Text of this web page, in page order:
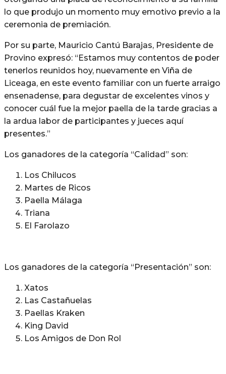
lo que produjo un momento muy emotivo previo a la
ceremonia de premiación.
Por su parte, Mauricio Cantú Barajas, Presidente de
Provino expresó: “Estamos muy contentos de poder
tenerlos reunidos hoy, nuevamente en Viña de
Liceaga, en este evento familiar con un fuerte arraigo
ensenadense, para degustar de excelentes vinos y
conocer cuál fue la mejor paella de la tarde gracias a
la ardua labor de participantes y jueces aquí
presentes.”
Los ganadores de la categoría “Calidad” son:
Los Chilucos
Martes de Ricos
Paella Málaga
Triana
El Farolazo
Los ganadores de la categoría “Presentación” son:
Xatos
Las Castañuelas
Paellas Kraken
King David
Los Amigos de Don Rol